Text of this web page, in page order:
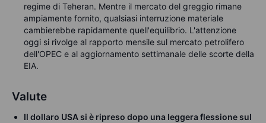
regime di Teheran. Mentre il mercato del greggio rimane
ampiamente fornito, qualsiasi interruzione materiale
cambierebbe rapidamente quell'equilibrio. L'attenzione
oggi si rivolge al rapporto mensile sul mercato petrolifero
dell'OPEC e al aggiornamento settimanale delle scorte della
EIA.
Valute
Il dollaro USA si è ripreso dopo una leggera flessione sul